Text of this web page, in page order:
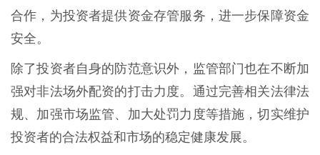
合作，为投资者提供资金存管服务，进一步保障资金
安全。
除了投资者自身的防范意识外，监管部门也在不断加
强对非法场外配资的打击力度。通过完善相关法律法
规、加强市场监管、加大处罚力度等措施，切实维护
投资者的合法权益和市场的稳定健康发展。